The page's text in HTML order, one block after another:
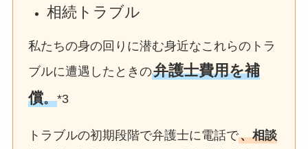
相続トラブル
私たちの身の回りに潜む身近なこれらのトラ
ブルに遭遇したときの弁護士費用を補
償。*3
トラブルの初期段階で弁護士に電話で、相談